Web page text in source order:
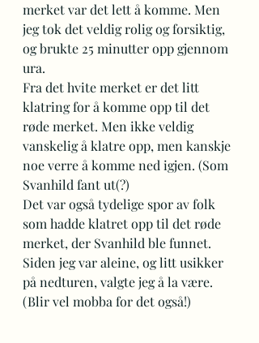
merket var det lett å komme. Men
jeg tok det veldig rolig og forsiktig,
og brukte 25 minutter opp gjennom
ura.
Fra det hvite merket er det litt
klatring for å komme opp til det
røde merket. Men ikke veldig
vanskelig å klatre opp, men kanskje
noe verre å komme ned igjen. (Som
Svanhild fant ut(?)
Det var også tydelige spor av folk
som hadde klatret opp til det røde
merket, der Svanhild ble funnet.
Siden jeg var aleine, og litt usikker
på nedturen, valgte jeg å la være.
(Blir vel mobba for det også!)